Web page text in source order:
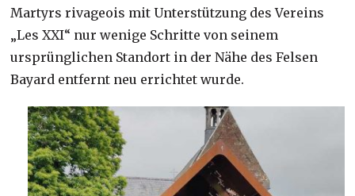
Martyrs rivageois mit Unterstützung des Vereins
„Les XXI“ nur wenige Schritte von seinem
ursprünglichen Standort in der Nähe des Felsen
Bayard entfernt neu errichtet wurde.